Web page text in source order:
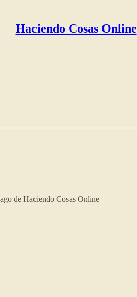
Haciendo Cosas Online
de Haciendo Cosas Online